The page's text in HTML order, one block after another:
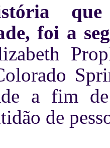
foi a
a fim de
de